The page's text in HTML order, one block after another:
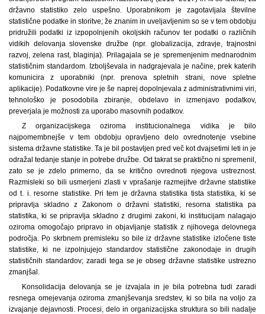
državno statistiko zelo uspešno. Uporabnikom je zagotavljala številne
statistične podatke in storitve; že znanim in uveljavljenim so se v tem obdobju
pridružili podatki iz izpopolnjenih okoljskih računov ter podatki o različnih
vidikih delovanja slovenske družbe (npr. globalizacija, zdravje, trajnostni
razvoj, zelena rast, blaginja). Prilagajala se je spremenjenim mednarodnim
statističnim standardom. Izboljševala in nadgrajevala je načine, prek katerih
komunicira z uporabniki (npr. prenova spletnih strani, nove spletne
aplikacije). Podatkovne vire je še naprej dopolnjevala z administrativnimi viri,
tehnološko je posodobila zbiranje, obdelavo in izmenjavo podatkov,
preverjala je možnosti za uporabo masovnih podatkov.
Z organizacijskega oziroma institucionalnega vidika je bilo
najpomembnejše v tem obdobju opravljeno delo ovrednotenje vsebine
sistema državne statistike. Ta je bil postavljen pred več kot dvajsetimi leti in je
odražal tedanje stanje in potrebe družbe. Od takrat se praktično ni spremenil,
zato se je zdelo primerno, da se kritično ovrednoti njegova ustreznost.
Razmisleki so bili usmerjeni zlasti v vprašanje razmejitve državne statistike
od t. i. resorne statistike. Pri tem je državna statistika tista statistika, ki se
pripravlja skladno z Zakonom o državni statistiki, resorna statistika pa
statistika, ki se pripravlja skladno z drugimi zakoni, ki institucijam nalagajo
oziroma omogočajo pripravo in objavljanje statistik z njihovega delovnega
področja. Po skrbnem premisleku so bile iz državne statistike izločene tiste
statistike, ki ne izpolnjujejo standardov statistične zakonodaje in drugih
statističnih standardov; zaradi tega se je obseg državne statistike ustrezno
zmanjšal.
Konsolidacija delovanja se je izvajala in je bila potrebna tudi zaradi
resnega omejevanja oziroma zmanjševanja sredstev, ki so bila na voljo za
izvajanje dejavnosti. Procesi, delo in organizacijska struktura so bili nadalje